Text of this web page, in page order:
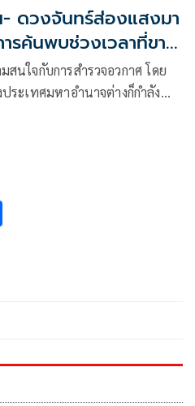
ดวงจันทร์ส่องแสงมา
ค้นพบช่วงเวลาที่ขาด
นใจกับการสำรวจอวกาศ โดย
ระเทศมหาอำนาจต่างก็กำลัง